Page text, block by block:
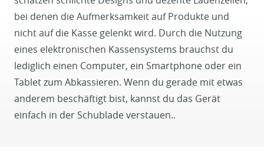
bei denen die Aufmerksamkeit auf Produkte und
nicht auf die Kasse gelenkt wird. Durch die Nutzung
eines elektronischen Kassensystems brauchst du
lediglich einen Computer, ein Smartphone oder ein
Tablet zum Abkassieren. Wenn du gerade mit etwas
anderem beschäftigt bist, kannst du das Gerät
einfach in der Schublade verstauen..